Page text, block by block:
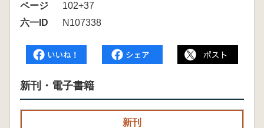
ページ
102+37
六一ID
N107338
新刊・電子書籍
新刊